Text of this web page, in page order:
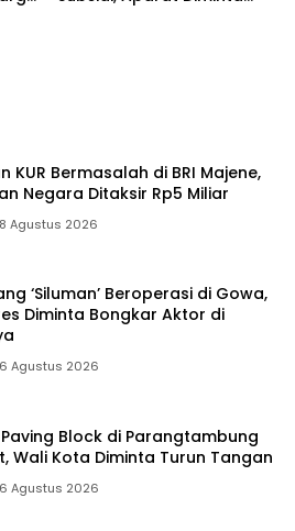
KUR Bermasalah di BRI Majene,
Negara Ditaksir Rp5 Miliar
8 Agustus 2026
‘Siluman’ Beroperasi di Gowa,
Diminta Bongkar Aktor di
6 Agustus 2026
Block di Parangtambung
Wali Kota Diminta Turun Tangan
6 Agustus 2026